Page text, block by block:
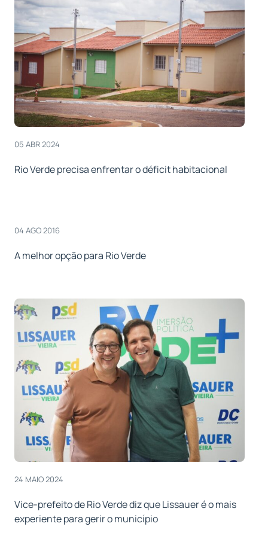
05 ABR 2024
Rio Verde precisa enfrentar o déficit habitacional
04 AGO 2016
A melhor opção para Rio Verde
24 MAIO 2024
Vice-prefeito de Rio Verde diz que Lissauer é o mais
experiente para gerir o município